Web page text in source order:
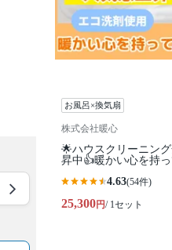
お風呂×換気扇
株式会社暖心
🌟ハウスクリーニン
昇中👍暖かい心を持
4.63(54件)
25,300円/ 1セット